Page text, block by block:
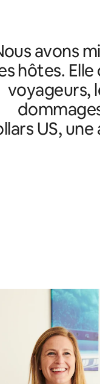
avons
hôtes.
voyageurs,
US,